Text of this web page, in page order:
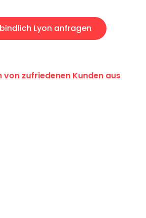
Lyon anfragen
von zufriedenen Kunden aus